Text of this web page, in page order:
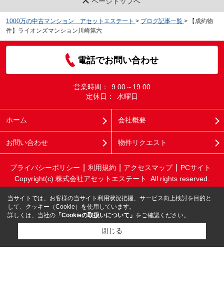
1000万の中古マンション アセットエステート > ブログ記事一覧 >
【成約物
件】ライオンズマンション川崎第六
電話でお問い合わせ
営業時間：
9:00～19:00
定休日：
水曜日
ホーム 会社概要
お問い合わせ 物件リクエスト
プライバシーポリシー 利用規約 アクセスマップ
PCサイト
Copyright(c) 株式会社アセットエステート All rights reserved.
当サイトでは、お客様の当サイト利用状況把握、サービス向上検討を目的と
して、クッキー（Cookie）を使用しています。
詳しくは、当社の 「Cookieの取扱いについて」 をご確認ください。
閉じる